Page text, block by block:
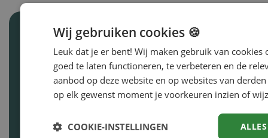
Blijf op de hoogte van
de laatste
ontwikkelingen
ontwikkelingen binnen Driessen Groep?
Wij gebruiken cookies 🍪
Leuk dat je er bent! Wij maken gebruik van cookies
goed te laten functioneren, te verbeteren en de
aanbod op deze website en op websites van derden
op elk gewenst moment je voorkeuren inzien of
COOKIE-INSTELLINGEN